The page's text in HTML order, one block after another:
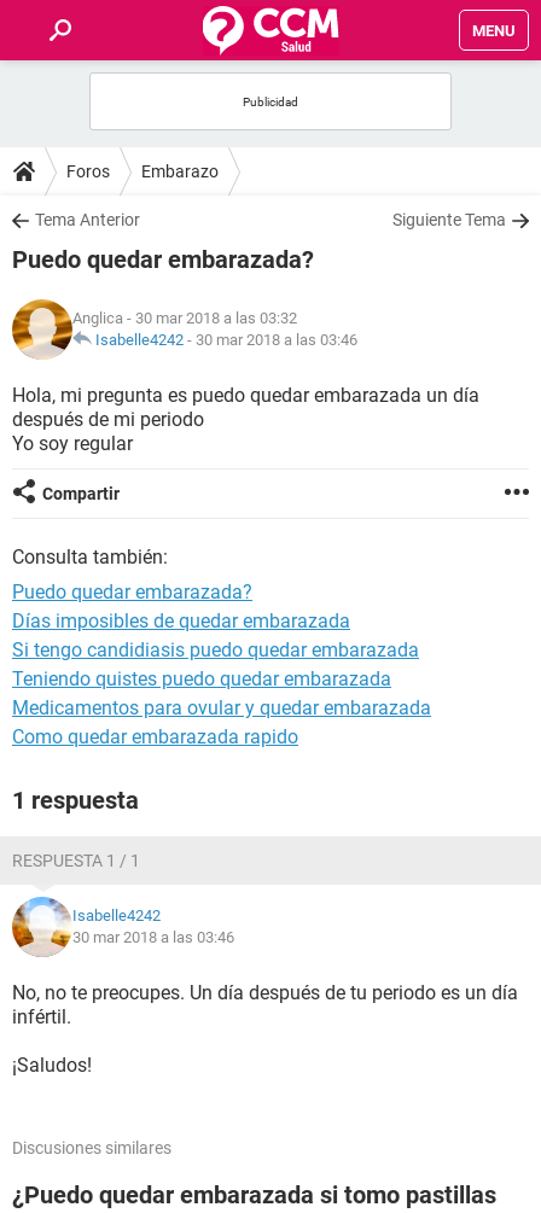
MENU
FOROS
SALUD
NUTRICIÓN
BIENESTAR
Foros Embarazo
Tema Anterior Siguiente Tema
Puedo quedar embarazada?
Anglica - 30 mar 2018 a las 03:32
Isabelle4242 - 30 mar 2018 a las 03:46
Hola, mi pregunta es puedo quedar embarazada un día
después de mi periodo
Yo soy regular
Compartir
Consulta también:
Puedo quedar embarazada?
Días imposibles de quedar embarazada
Si tengo candidiasis puedo quedar embarazada
Teniendo quistes puedo quedar embarazada
Medicamentos para ovular y quedar embarazada
Como quedar embarazada rapido
1 respuesta
RESPUESTA 1 / 1
Isabelle4242
30 mar 2018 a las 03:46
No, no te preocupes. Un día después de tu periodo es un día
infértil.
¡Saludos!
Discusiones similares
¿Puedo quedar embarazada si tomo pastillas